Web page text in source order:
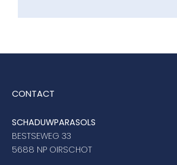
CONTACT
SCHADUWPARASOLS
BESTSEWEG 33
5688 NP OIRSCHOT